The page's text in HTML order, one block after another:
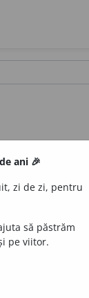
negroid;
ani 🎉
zi de zi, pentru
să păstrăm
pe viitor.